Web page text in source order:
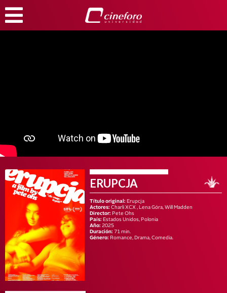
ERUPCJA
Título original: Erupcja
Actores: Charli XCX , Lena Góra, Will Madden
Director: Pete Ohs
País: Estados Unidos, Polonia
Año: 2025
Duración: 71 min.
Género: Romance, Drama, Comedia.